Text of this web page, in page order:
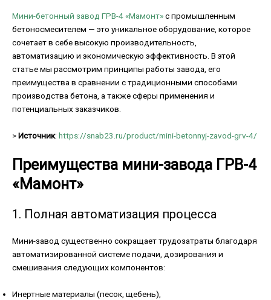
Мини-бетонный завод ГРВ-4 «Мамонт»с промышленным
бетоносмесителем — это уникальное оборудование, которое
сочетает в себе высокую производительность,
автоматизацию и экономическую эффективность. В этой
статье мы рассмотрим принципы работы завода, его
преимущества в сравнении с традиционными способами
производства бетона, а также сферы применения и
потенциальных заказчиков.
>Источник: https://snab23.ru/product/mini-betonnyj-zavod-grv-4/
Преимущества мини-завода ГРВ-4
«Мамонт»
1. Полная автоматизация процесса
Мини-завод существенно сокращает трудозатраты благодаря
автоматизированной системе подачи, дозирования и
смешивания следующих компонентов:
Инертные материалы (песок, щебень),